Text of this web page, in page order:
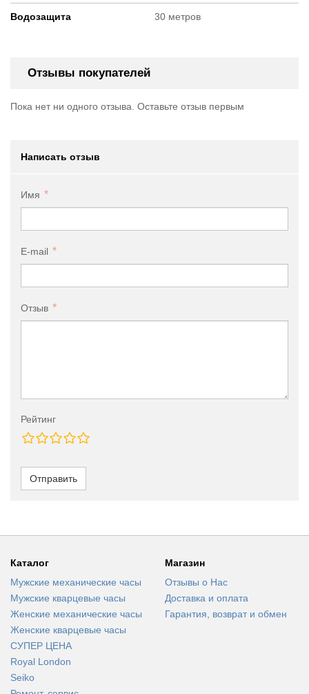
Водозащита 30 метров
Отзывы покупателей
Пока нет ни одного отзыва. Оставьте отзыв первым
Написать отзыв
Имя
E-mail
Отзыв
Рейтинг
Отправить
Каталог
Мужские механические часы
Мужские кварцевые часы
Женские механические часы
Женские кварцевые часы
СУПЕР ЦЕНА
Royal London
Seiko
Магазин
Отзывы о Нас
Доставка и оплата
Гарантия, возврат и обмен